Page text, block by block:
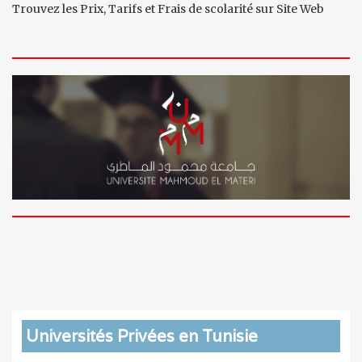
Trouvez les Prix, Tarifs et Frais de scolarité sur Site Web
Universités Privées en Tunisie